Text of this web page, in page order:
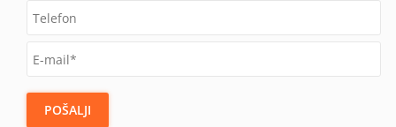
POŠALJI